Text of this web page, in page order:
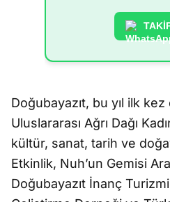
Doğubayazıt, bu yıl ilk
Uluslararası Ağrı Dağı
kültür, sanat, tarih ve
Etkinlik, Nuh’un Gemisi
Doğubayazıt İnanç